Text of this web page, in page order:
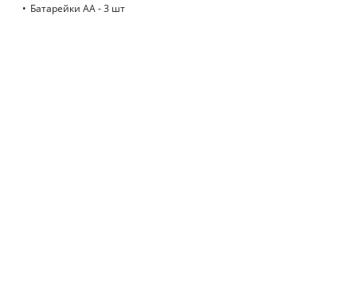
Батарейки АА - 3 шт